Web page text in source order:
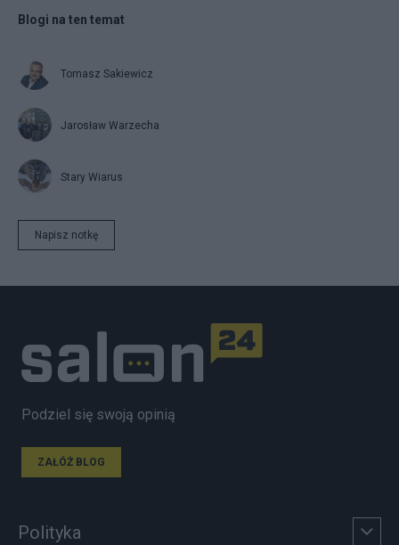
Blogi na ten temat
Tomasz Sakiewicz
Jarosław Warzecha
Stary Wiarus
Napisz notkę
Podziel się swoją opinią
ZAŁÓŻ BLOG
Polityka